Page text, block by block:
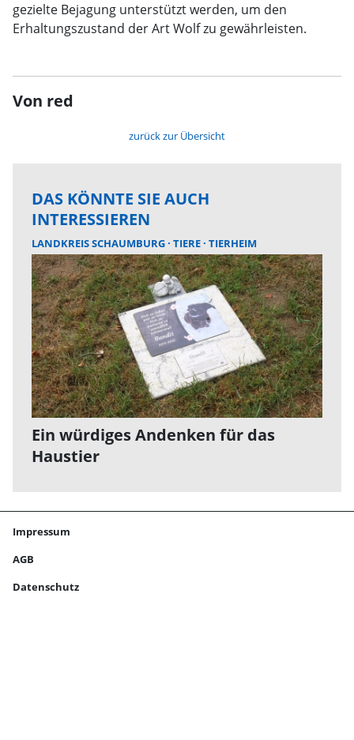
gezielte Bejagung unterstützt werden, um den
Erhaltungszustand der Art Wolf zu gewährleisten.
Von red
zurück zur Übersicht
DAS KÖNNTE SIE AUCH
INTERESSIEREN
LANDKREIS SCHAUMBURG TIERE TIERHEIM
Ein würdiges Andenken für das
Haustier
Impressum
AGB
Datenschutz